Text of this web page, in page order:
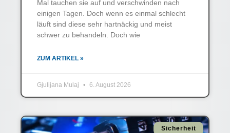
Mal tauchen sie auf und verschwinden nach
einigen Tagen. Doch wenn es einmal schlecht
läuft sind diese sehr hartnäckig und meist
schwer zu behandeln. Doch wie
ZUM ARTIKEL »
Gjulijana Mulaj 6. August 2026
Sicherheit